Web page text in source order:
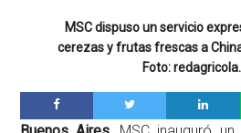
MSC dispuso un servicio
cerezas y frutas frescas a
Foto: